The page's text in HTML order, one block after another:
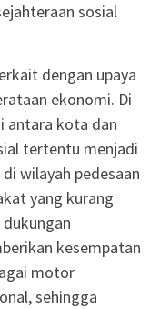
sosial
dengan upaya
ekonomi. Di
antara kota dan
tertentu menjadi
wilayah pedesaan
yang kurang
kesempatan
motor
sehingga